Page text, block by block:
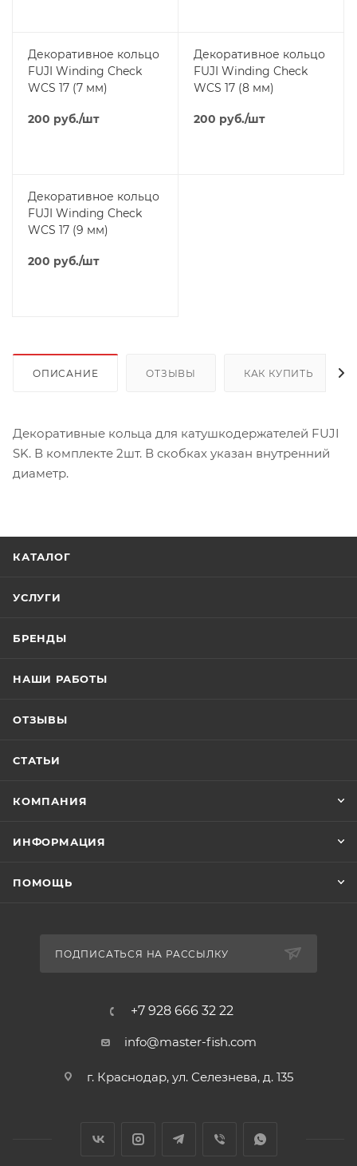
Декоративное кольцо
FUJI Winding Check
WCS 17 (7 мм)
200 руб./шт
Декоративное кольцо
FUJI Winding Check
WCS 17 (8 мм)
200 руб./шт
Декоративное кольцо
FUJI Winding Check
WCS 17 (9 мм)
200 руб./шт
ОПИСАНИЕ ОТЗЫВЫ КАК КУПИТЬ
Декоративные кольца для катушкодержателей FUJI
SK. В комплекте 2шт. В скобках указан внутренний
диаметр.
КАТАЛОГ
УСЛУГИ
БРЕНДЫ
НАШИ РАБОТЫ
ОТЗЫВЫ
СТАТЬИ
КОМПАНИЯ
ИНФОРМАЦИЯ
ПОМОЩЬ
ПОДПИСАТЬСЯ НА РАССЫЛКУ
+7 928 666 32 22
info@master-fish.com
г. Краснодар, ул. Селезнева, д. 135